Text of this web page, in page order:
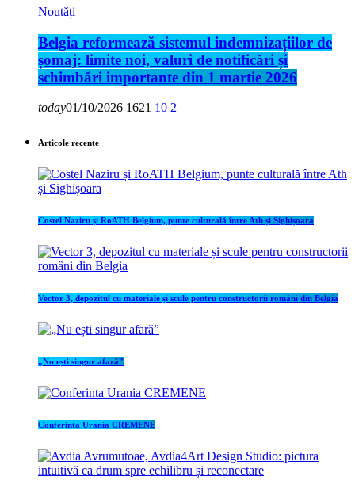
Noutăți
Belgia reformează sistemul indemnizațiilor de
șomaj: limite noi, valuri de notificări și
schimbări importante din 1 martie 2026
today01/10/2026 1621 10 2
Articole recente
Costel Naziru și RoATH Belgium, punte culturală între Ath și Sighișoara
Vector 3, depozitul cu materiale și scule pentru constructorii români din Belgia
„Nu ești singur afară”
Conferinta Urania CREMENE